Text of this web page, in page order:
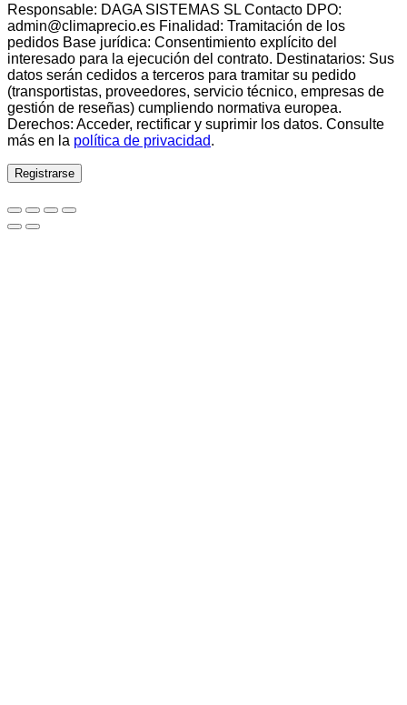
Responsable: DAGA SISTEMAS SL Contacto DPO:
admin@climaprecio.es Finalidad: Tramitación de los
pedidos Base jurídica: Consentimiento explícito del
interesado para la ejecución del contrato. Destinatarios: Sus
datos serán cedidos a terceros para tramitar su pedido
(transportistas, proveedores, servicio técnico, empresas de
gestión de reseñas) cumpliendo normativa europea.
Derechos: Acceder, rectificar y suprimir los datos. Consulte
más en la política de privacidad.
Registrarse